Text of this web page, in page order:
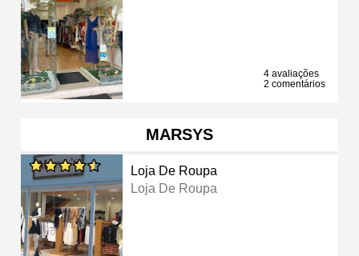
4 avaliações
2 comentários
MARSYS
Loja De Roupa
Loja De Roupa